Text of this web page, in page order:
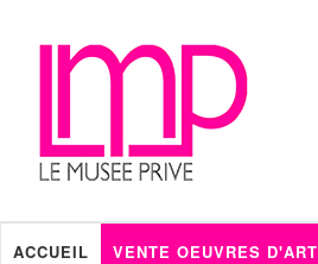
ACCUEIL VENTE OEUVRES D'ART